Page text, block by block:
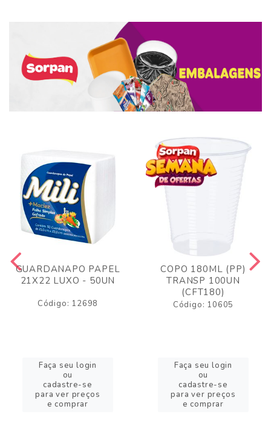
GUARDANAPO PAPEL
21X22 LUXO - 50UN
Código: 12698
Faça seu login
ou
cadastre-se
para ver preços
e comprar
COPO 180ML (PP)
TRANSP 100UN
(CFT180)
Código: 10605
Faça seu login
ou
cadastre-se
para ver preços
e comprar